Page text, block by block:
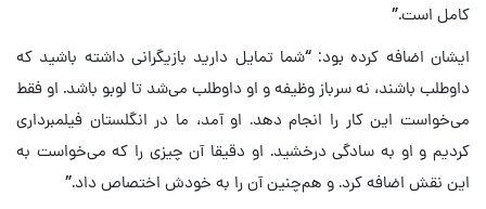
کامل است.”
ایشان اضافه کرده بود: “شما تمایل دارید بازیگرانی داشته باشید که
داوطلب باشند، نه سرباز وظیفه و او داوطلب می‌شد تا لوبو باشد. او فقط
می‌خواست این کار را انجام دهد. او آمد، ما در انگلستان فیلمبرداری
کردیم و او به سادگی درخشید. او دقیقا آن چیزی را که می‌خواست به
این نقش اضافه کرد. و هم‌چنین آن را به خودش اختصاص داد.”